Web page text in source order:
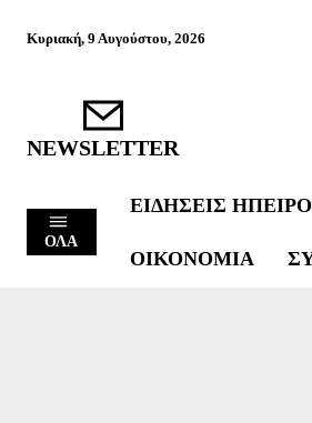
Κυριακή, 9 Αυγούστου, 2026
NEWSLETTER
ΟΛΑ
ΕΙΔΉΣΕΙΣ
ΟΙΚΟΝΟΜΊΑ